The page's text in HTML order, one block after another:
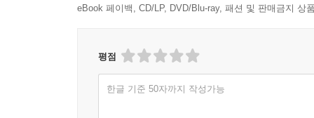
eBook 페이백, CD/LP, DVD/Blu-ray, 패션 및 판매금지 상
평점
한글 기준 50자까지 작성가능